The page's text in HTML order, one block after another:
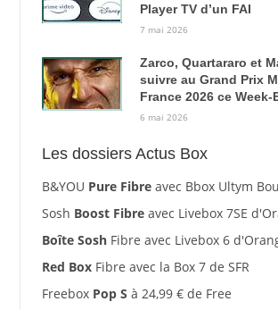
Player TV d’un FAI
7 mai 2026
Zarco, Quartararo et
suivre au Grand Prix
France 2026 ce Week-
6 mai 2026
Les dossiers Actus Box
B&YOU Pure Fibreavec Bbox Ultym
Sosh Boost Fibreavec Livebox 7SE
Boîte SoshFibre avec Livebox 6
Red BoxFibre avec la Box 7 de SFR
Freebox Pop S à 24,99 € de Free